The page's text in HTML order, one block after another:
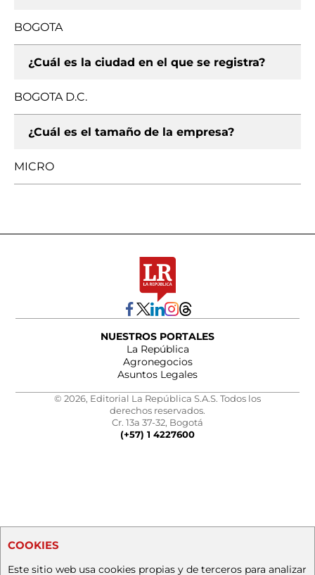
BOGOTA
¿Cuál es la ciudad en el que se registra?
BOGOTA D.C.
¿Cuál es el tamaño de la empresa?
MICRO
NUESTROS PORTALES
La República
Agronegocios
Asuntos Legales
© 2026, Editorial La República S.A.S. Todos los
derechos reservados.
Cr. 13a 37-32, Bogotá
(+57) 1 4227600
COOKIES
Este sitio web usa cookies propias y de terceros para analizar